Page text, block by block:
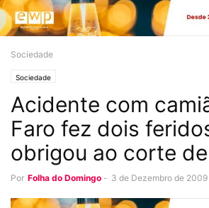
Sociedade
Sociedade
Acidente com
Faro fez dois
obrigou ao corte
Por Folha do Domingo - 3 de Dezembro de 2009